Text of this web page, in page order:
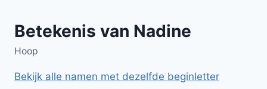
Betekenis van Nadine
Hoop
Bekijk alle namen met dezelfde beginletter